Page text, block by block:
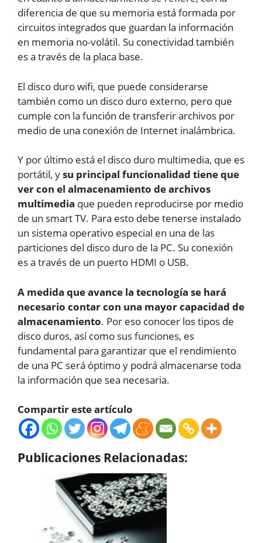
diferencia de que su memoria está formada por
circuitos integrados que guardan la información
en memoria no-volátil. Su conectividad también
es a través de la placa base.
El disco duro wifi, que puede considerarse
también como un disco duro externo, pero que
cumple con la función de transferir archivos por
medio de una conexión de Internet inalámbrica.
Y por último está el disco duro multimedia, que es
portátil, ysu principal funcionalidad tiene que
ver con el almacenamiento de archivos
multimedia que pueden reproducirse por medio
de un smart TV. Para esto debe tenerse instalado
un sistema operativo especial en una de las
particiones del disco duro de la PC. Su conexión
es a través de un puerto HDMI o USB.
A medida que avance la tecnología se hará
necesario contar con una mayor capacidad de
almacenamiento. Por eso conocer los tipos de
disco duros, así como sus funciones, es
fundamental para garantizar que el rendimiento
de una PC será óptimo y podrá almacenarse toda
la información que sea necesaria.
Compartir este artículo
Publicaciones Relacionadas: